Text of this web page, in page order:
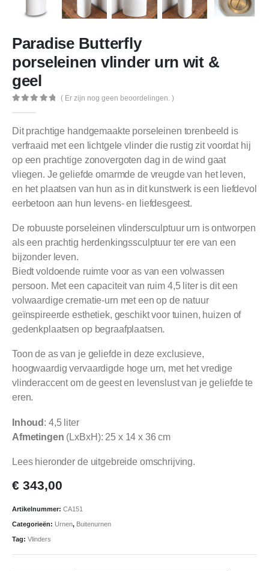
Paradise Butterfly
porseleinen vlinder urn wit &
geel
( Er zijn nog geen beoordelingen. )
Dit prachtige handgemaakte porseleinen torenbeeld is
verfraaid met een lichtgele vlinder die rustig zit voordat hij
op een prachtige zonovergoten dag in de wind gaat
vliegen. Je geliefde omarmde de vreugde van het leven,
en het plaatsen van hun as in dit kunstwerk is een liefdevol
eerbetoon aan hun levens- en liefdesgeest.
De robuuste porseleinen vlindersculptuur urn is ontworpen
als een prachtig herdenkingssculptuur ter ere van een
bijzonder leven.
Biedt voldoende ruimte voor as van een volwassen
persoon. Met een capaciteit van ruim 4,5 liter is dit een
volwaardige crematie-urn met een op de natuur
geïnspireerde esthetiek, geschikt voor tuinen, huizen of
gedenkplaatsen op begraafplaatsen.
Toon de as van je geliefde in deze exclusieve,
hoogwaardig vervaardigde hoge urn, met het vredige
vlinderaccent om de geest en levenslust van je geliefde te
eren.
Inhoud : 4,5 liter
Afmetingen (LxBxH): 25 x 14 x 36 cm
Lees hieronder de uitgebreide omschrijving.
€ 343,00
Artikelnummer: CA151
Categorieën: Urnen, Buitenurnen
Tag: Vlinders